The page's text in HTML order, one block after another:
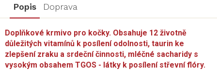
Popis Doprava
Doplňkové krmivo pro kočky. Obsahuje 12 životně
důležitých vitamínů k posílení odolnosti, taurin ke
zlepšení zraku a srdeční činnosti, mléčné sacharidy s
vysokým obsahem TGOS - látky k posílení střevní flóry.